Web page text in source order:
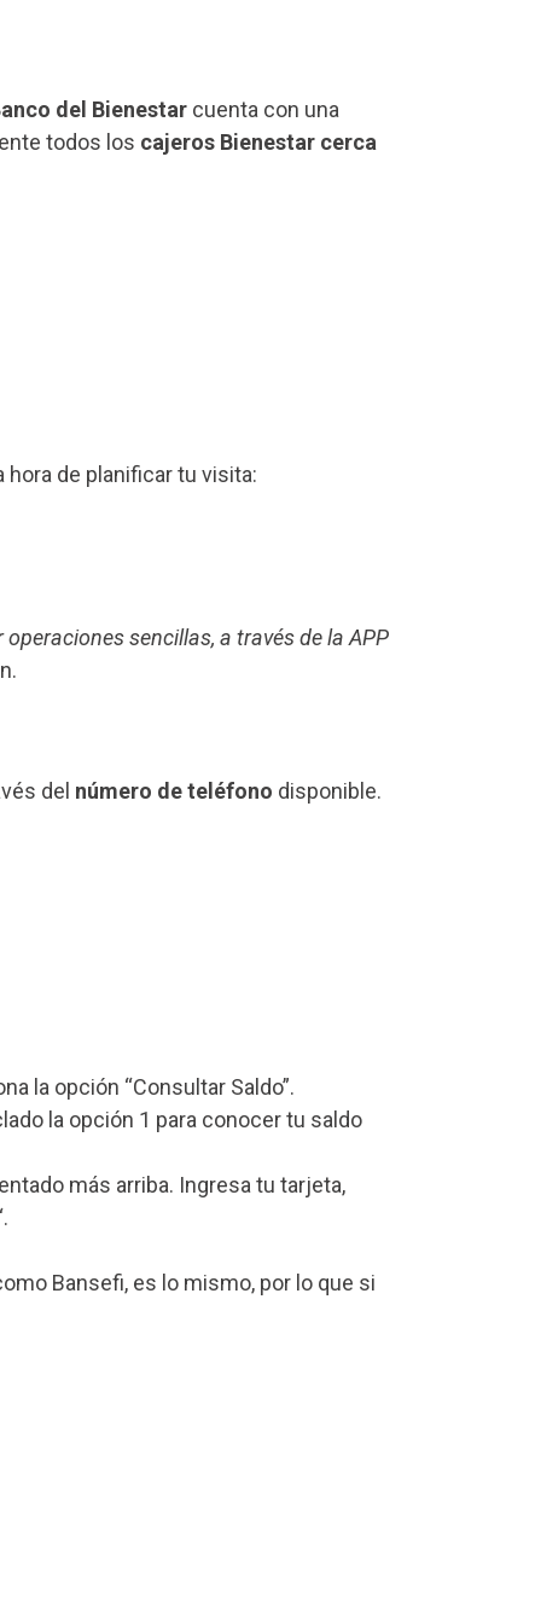
del Bienestar cuenta con una
todos los cajeros Bienestar cerca
hora de planificar tu visita:
sencillas, a través de la APP
del número de teléfono disponible.
la opción “Consultar Saldo”.
la opción 1 para conocer tu saldo
más arriba. Ingresa tu tarjeta,
Bansefi, es lo mismo, por lo que si